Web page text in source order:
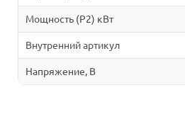
Мощность (P2) кВт
Внутренний артикул
Напряжение, В